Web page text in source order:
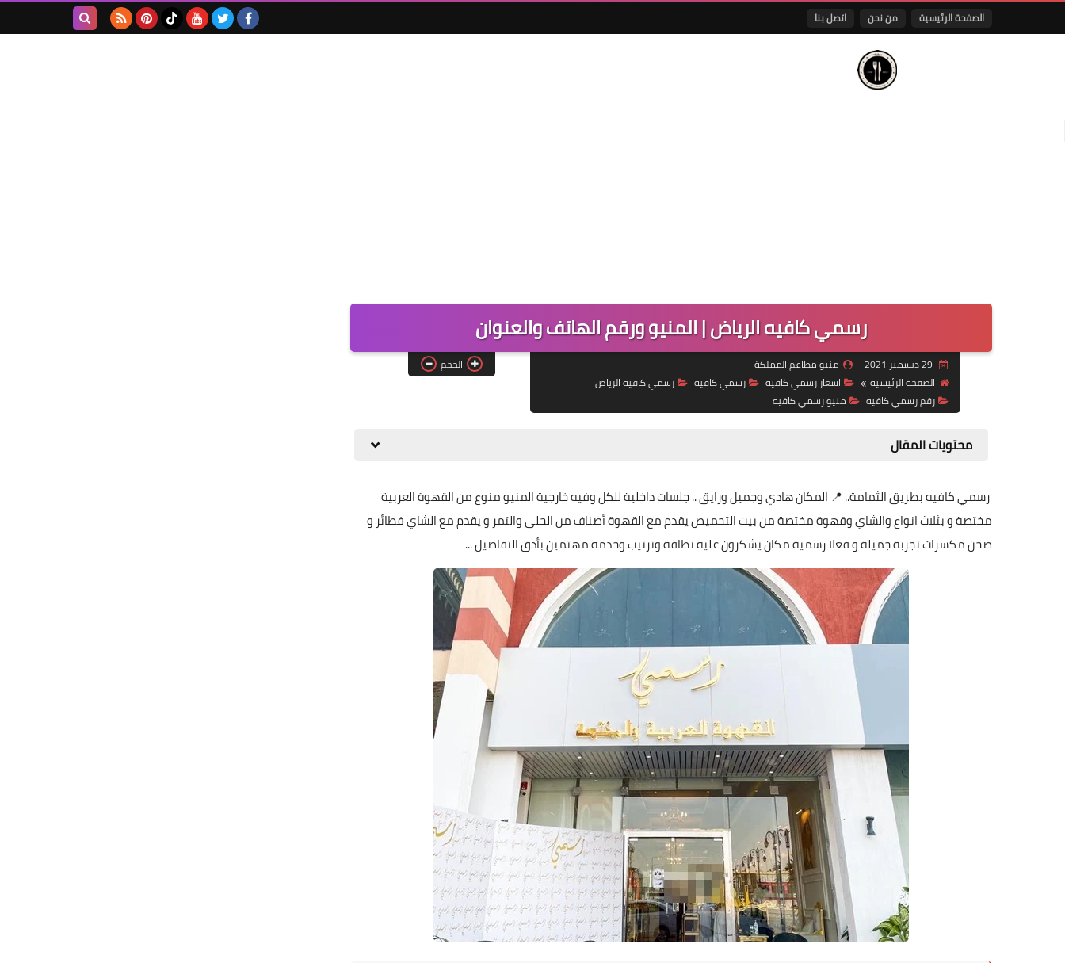
الصفحة الرئيسية من نحن اتصل بنا
رسمي كافيه الرياض | المنيو ورقم الهاتف والعنوان
منيو مطاعم المملكة
الصفحة الرئيسية
اسعار رسمي كافيه رسمي كافيه
رسمي كافيه الرياض
رقم رسمي كافيه
منيو رسمي كافيه
الحجم
محتويات المقال
‏ رسمي كافيه بطريق الثمامة.. 📍 المكان هادي وجميل ورايق .. جلسات داخلية للكل وفيه خارجية ‏المنيو منوع من القهوة العربية
مختصة و بثلاث انواع والشاي وقهوة مختصة من بيت التحميص ‏يقدم مع القهوة أصناف من الحلى والتمر ‏و يقدم مع الشاي فطائر و
صحن مكسرات ‏تجربة جميلة و فعلا رسمية مكان يشكرون عليه نظافة وترتيب وخدمه مهتمين بأدق التفاصيل ...